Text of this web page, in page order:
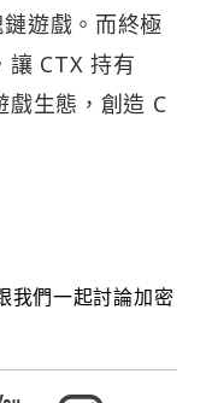
遊戲。而終極
讓 CTX 持有
戲生態，創造 C
我們一起討論加密